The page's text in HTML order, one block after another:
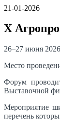
21-01-2026
X
26–27 июня
Место
Форум
Выставочной
Мероприятие
перечень